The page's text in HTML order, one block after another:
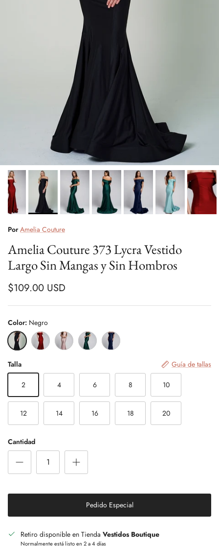
Por Amelia Couture
Amelia Couture 373 Lycra Vestido
Largo Sin Mangas y Sin Hombros
$109.00 USD
Color: Negro
Negro Rojo vino Rosa viejo Esmeralda Azul marino
Talla
Guía de tallas
2 4 6 8 10
12 14 16 18 20
Cantidad
Pedido Especial
Retiro disponible en Tienda Vestidos Boutique
Normalmente está listo en 2 a 4 días